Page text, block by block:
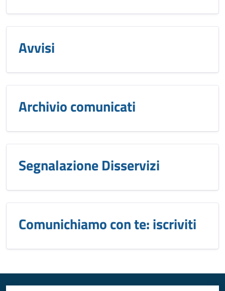
Avvisi
Archivio comunicati
Segnalazione Disservizi
Comunichiamo con te: iscriviti